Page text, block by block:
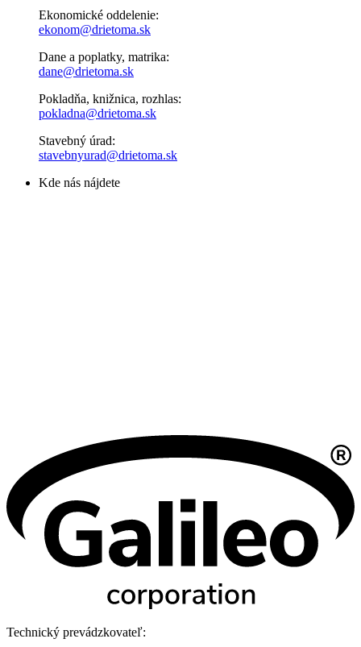
Ekonomické oddelenie:
ekonom@drietoma.sk
Dane a poplatky, matrika:
dane@drietoma.sk
Pokladňa, knižnica, rozhlas:
pokladna@drietoma.sk
Stavebný úrad:
stavebnyurad@drietoma.sk
Kde nás nájdete
Technický prevádzkovateľ: